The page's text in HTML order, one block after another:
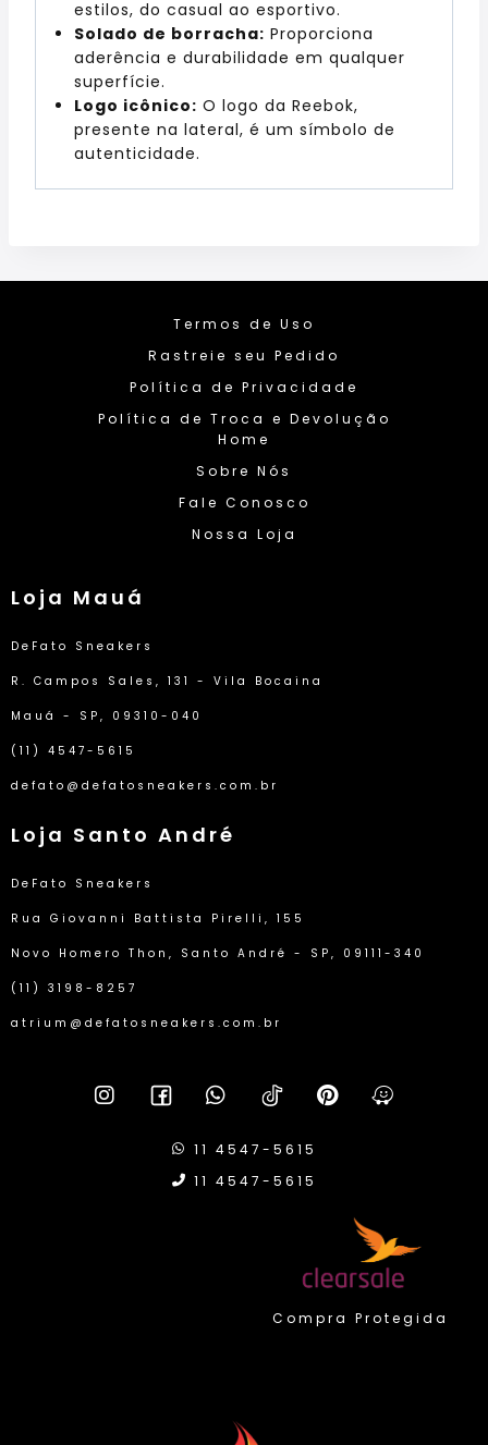
estilos, do casual ao esportivo.
Solado de borracha: Proporciona
aderência e durabilidade em qualquer
superfície.
Logo icônico: O logo da Reebok,
presente na lateral, é um símbolo de
autenticidade.
Termos de Uso
Rastreie seu Pedido
Política de Privacidade
Política de Troca e Devolução
Home
Sobre Nós
Fale Conosco
Nossa Loja
Loja Mauá
DeFato Sneakers
R. Campos Sales, 131 - Vila Bocaina
Mauá - SP, 09310-040
(11) 4547-5615
defato@defatosneakers.com.br
Loja Santo André
DeFato Sneakers
Rua Giovanni Battista Pirelli, 155
Novo Homero Thon, Santo André - SP, 09111-340
(11) 3198-8257
atrium@defatosneakers.com.br
11 4547-5615
11 4547-5615
Compra Protegida